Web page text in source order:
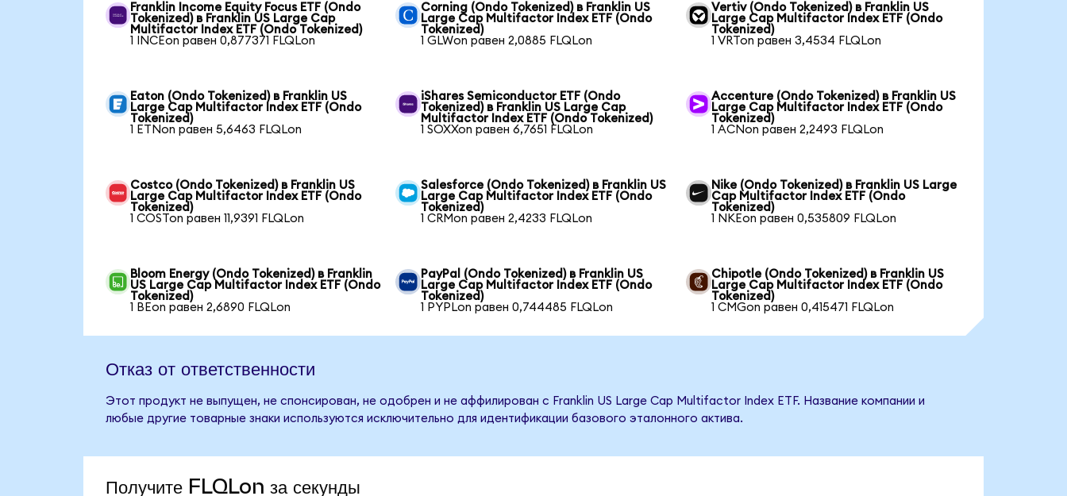
Franklin Income Equity Focus ETF (Ondo
Tokenized) в Franklin US Large Cap
Multifactor Index ETF (Ondo Tokenized)
1 INCEon равен 0,877371 FLQLon
Corning (Ondo Tokenized) в Franklin US
Large Cap Multifactor Index ETF (Ondo
Tokenized)
1 GLWon равен 2,0885 FLQLon
Vertiv (Ondo Tokenized) в Franklin US
Large Cap Multifactor Index ETF (Ondo
Tokenized)
1 VRTon равен 3,4534 FLQLon
Eaton (Ondo Tokenized) в Franklin US
Large Cap Multifactor Index ETF (Ondo
Tokenized)
1 ETNon равен 5,6463 FLQLon
iShares Semiconductor ETF (Ondo
Tokenized) в Franklin US Large Cap
Multifactor Index ETF (Ondo Tokenized)
1 SOXXon равен 6,7651 FLQLon
Accenture (Ondo Tokenized) в Franklin US
Large Cap Multifactor Index ETF (Ondo
Tokenized)
1 ACNon равен 2,2493 FLQLon
Costco (Ondo Tokenized) в Franklin US
Large Cap Multifactor Index ETF (Ondo
Tokenized)
1 COSTon равен 11,9391 FLQLon
Salesforce (Ondo Tokenized) в Franklin US
Large Cap Multifactor Index ETF (Ondo
Tokenized)
1 CRMon равен 2,4233 FLQLon
Nike (Ondo Tokenized) в Franklin US Large
Cap Multifactor Index ETF (Ondo
Tokenized)
1 NKEon равен 0,535809 FLQLon
Bloom Energy (Ondo Tokenized) в Franklin
US Large Cap Multifactor Index ETF (Ondo
Tokenized)
1 BEon равен 2,6890 FLQLon
PayPal (Ondo Tokenized) в Franklin US
Large Cap Multifactor Index ETF (Ondo
Tokenized)
1 PYPLon равен 0,744485 FLQLon
Chipotle (Ondo Tokenized) в Franklin US
Large Cap Multifactor Index ETF (Ondo
Tokenized)
1 CMGon равен 0,415471 FLQLon
Отказ от ответственности
Этот продукт не выпущен, не спонсирован, не одобрен и не аффилирован с Franklin US Large Cap Multifactor Index ETF. Название компании и
любые другие товарные знаки используются исключительно для идентификации базового эталонного актива.
Получите FLQLon за секунды